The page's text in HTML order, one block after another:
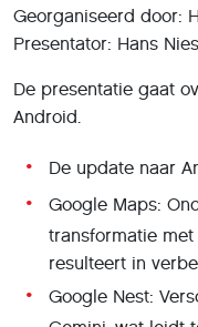
Georganiseerd door:
Presentator: Hans
De presentatie gaat
Android.
De update naar
Google Maps:
transformatie
resulteert in
Google Nest: